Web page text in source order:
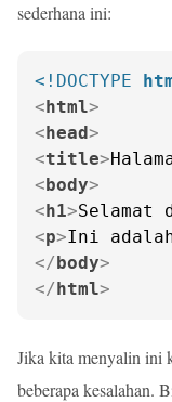
sederhana ini:
<!DOCTYPE
<html>
<head>
<title>
<body>
<h1>Selamat
<p>Ini
</body>
</html>
Jika kita menyalin ini
beberapa kesalahan.